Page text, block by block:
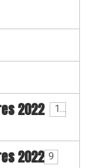
2022 17
2022 9